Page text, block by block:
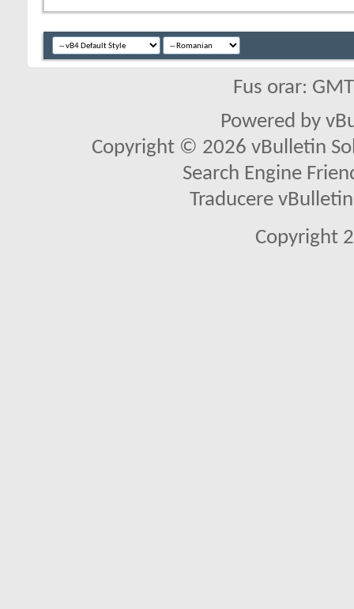
Fus orar:
Powered by
Copyright © 2026 vBulletin
Search Engine
Traducere
Copyright